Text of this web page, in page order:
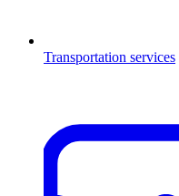
Transportation services